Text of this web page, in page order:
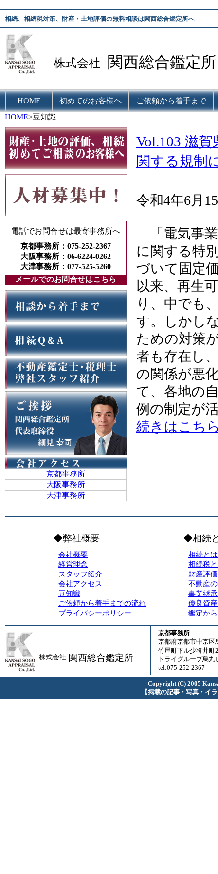
相続、相続税対策、財産・土地評価の無料相談は関西総合鑑定所へ
株式会社 関西総合鑑定所
HOME 初めてのお客様へ
ご依頼から着手まで
HOME>豆知識
電話でお問合せは最寄事務所へ
京都事務所：075-252-2367
大阪事務所：06-6224-0262
大津事務所：077-525-5260
メールでのお問合せはこちら
京都事務所
大阪事務所
大津事務所
Vol.103 滋
関する規制
令和4年6月
「電気事
に関する特
づいて固定
以来、再生
り、中でも
す。しかし
ための対策
者も存在し
の関係が悪
て、各地の
例の制定が
続きはこち
◆弊社概要
会社概要
経営理念
スタッフ紹介
会社アクセス
豆知識
ご依頼から着手までの流れ
プライバシーポリシー
◆相続
相続とは
相続税
財産評
不動産
事業継
優良資
鑑定か
株式会社 関西総合鑑定所
京都事務所
京都府京都市中京区
竹屋町下ル少将井町
トライグループ烏丸
tel:075-252-2367
Copyright (C) 2005
【掲載の記事・写真・イラ